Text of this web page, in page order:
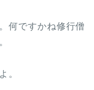
何ですかね修行僧
。